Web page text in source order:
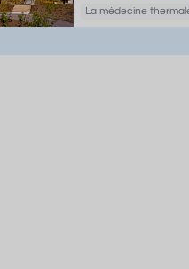
La médecine